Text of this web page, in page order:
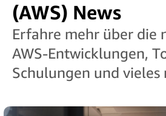
(AWS) News
Erfahre mehr über die
AWS-Entwicklungen,
Schulungen und vieles